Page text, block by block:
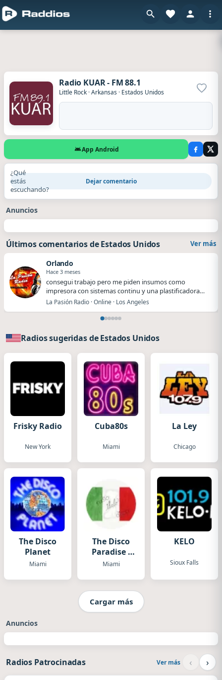
Radio KUAR - FM 88.1
Little Rock ·Arkansas · Estados Unidos
App Android
¿Qué
estás
escuchando?
Dejar comentario
Anuncios
Últimos comentarios de Estados Unidos Ver más
Orlando
Hace 3 meses
​​consegui trabajo pero me piden insumos como
impresora con sistemas continu y una plastificadora
me…
La Pasión Radio · Online · Los Angeles
Radios sugeridas de Estados Unidos
Frisky Radio
New York
Cuba80s
Miami
La Ley
Chicago
The Disco
Planet
Miami
The Disco
Paradise -
Italo Disco
Miami
KELO
Sioux Falls
Cargar más
Anuncios
Radios Patrocinadas Ver más ‹ ›